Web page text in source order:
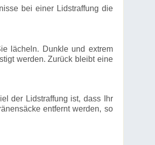
bei einer Lidstraffung die
lächeln. Dunkle und extrem
werden. Zurück bleibt eine
der Lidstraffung ist, dass Ihr
entfernt werden, so